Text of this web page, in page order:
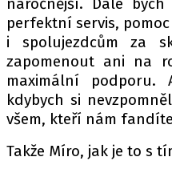
perfektní servis,
i spolujezdcům za
zapomenout ani na
maximální
kdybych si
všem, kteří nám
Takže Míro, jak je to s